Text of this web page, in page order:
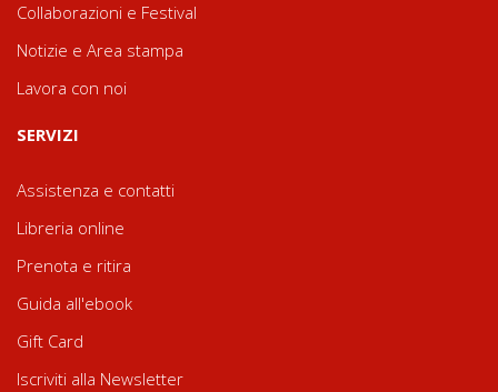
Collaborazioni e Festival
Notizie e Area stampa
Lavora con noi
SERVIZI
Assistenza e contatti
Libreria online
Prenota e ritira
Guida all'ebook
Gift Card
Iscriviti alla Newsletter